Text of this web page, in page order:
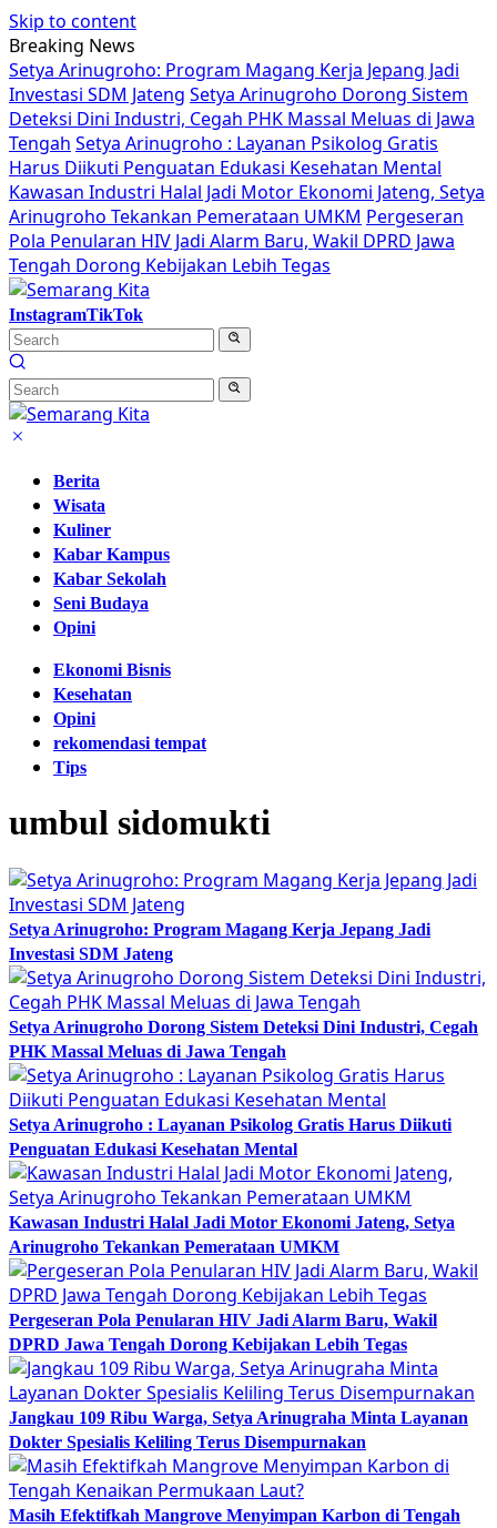
Skip to content
Breaking News
Setya Arinugroho: Program Magang Kerja Jepang Jadi
Investasi SDM Jateng Setya Arinugroho Dorong Sistem
Deteksi Dini Industri, Cegah PHK Massal Meluas di Jawa
Tengah Setya Arinugroho : Layanan Psikolog Gratis
Harus Diikuti Penguatan Edukasi Kesehatan Mental
Kawasan Industri Halal Jadi Motor Ekonomi Jateng, Setya
Arinugroho Tekankan Pemerataan UMKM Pergeseran
Pola Penularan HIV Jadi Alarm Baru, Wakil DPRD Jawa
Tengah Dorong Kebijakan Lebih Tegas
InstagramTikTok
Berita
Wisata
Kuliner
Kabar Kampus
Kabar Sekolah
Seni Budaya
Opini
Ekonomi Bisnis
Kesehatan
Opini
rekomendasi tempat
Tips
umbul sidomukti
Setya Arinugroho: Program Magang Kerja Jepang Jadi
Investasi SDM Jateng
Setya Arinugroho Dorong Sistem Deteksi Dini Industri, Cegah
PHK Massal Meluas di Jawa Tengah
Setya Arinugroho : Layanan Psikolog Gratis Harus Diikuti
Penguatan Edukasi Kesehatan Mental
Kawasan Industri Halal Jadi Motor Ekonomi Jateng, Setya
Arinugroho Tekankan Pemerataan UMKM
Pergeseran Pola Penularan HIV Jadi Alarm Baru, Wakil
DPRD Jawa Tengah Dorong Kebijakan Lebih Tegas
Jangkau 109 Ribu Warga, Setya Arinugraha Minta Layanan
Dokter Spesialis Keliling Terus Disempurnakan
Masih Efektifkah Mangrove Menyimpan Karbon di Tengah